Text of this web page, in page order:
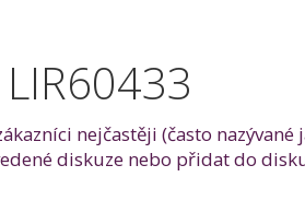
nejčastěji (často nazývané
diskuze nebo přidat do